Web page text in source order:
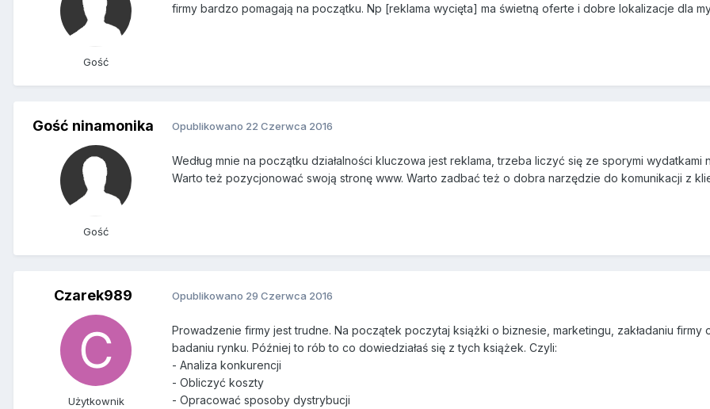
Gość
firmy bardzo pomagają na początku. Np [reklama wycięta] ma świetną oferte i dobre lokalizacje dla
Gość ninamonika
Gość
Opublikowano 22 Czerwca 2016
Według mnie na początku działalności kluczowa jest reklama, trzeba liczyć się ze sporymi wydatkami
Warto też pozycjonować swoją stronę www. Warto zadbać też o dobra narzędzie do komunikacji z
Czarek989
Użytkownik
Opublikowano 29 Czerwca 2016
Prowadzenie firmy jest trudne. Na początek poczytaj książki o biznesie, marketingu, zakładaniu firmy
badaniu rynku. Później to rób to co dowiedziałaś się z tych książek. Czyli:
- Analiza konkurencji
- Obliczyć koszty
- Opracować sposoby dystrybucji